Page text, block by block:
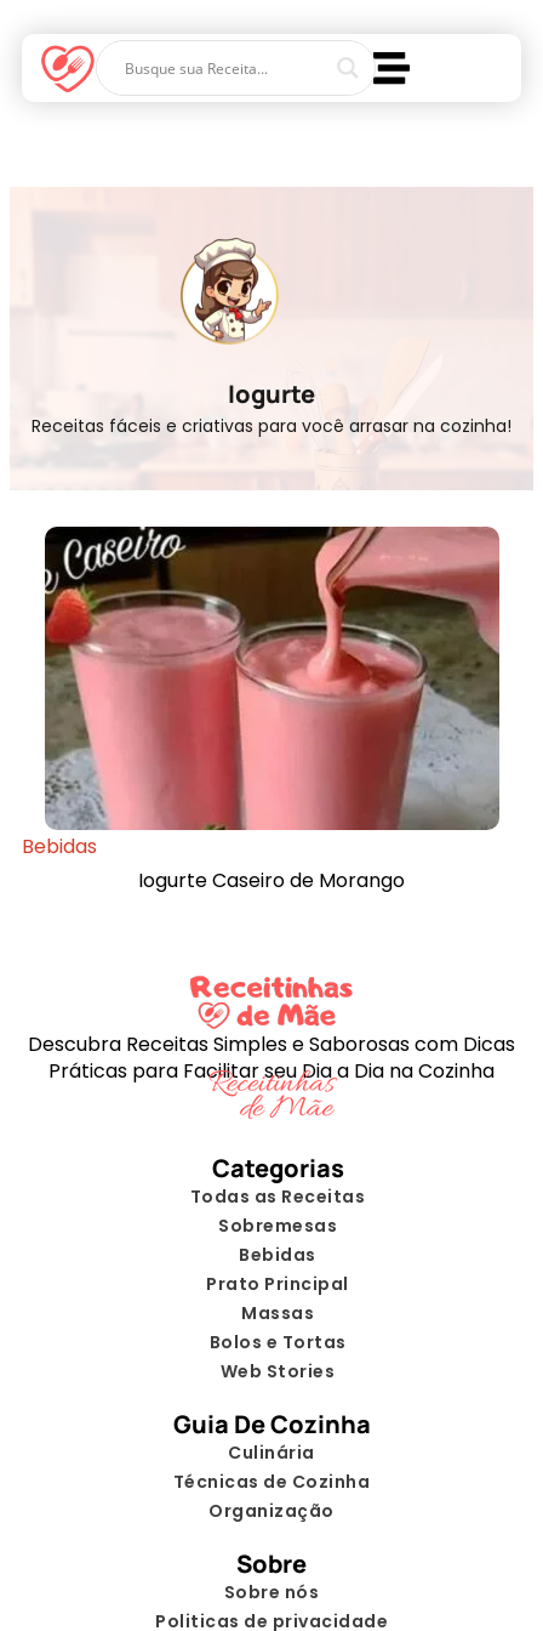
Iogurte
Receitas fáceis e criativas para você arrasar na cozinha!
Bebidas
Iogurte Caseiro de Morango
Descubra Receitas Simples e Saborosas com Dicas
Práticas para Facilitar seu Dia a Dia na Cozinha
Categorias
Todas as Receitas
Sobremesas
Bebidas
Prato Principal
Massas
Bolos e Tortas
Web Stories
Guia De Cozinha
Culinária
Técnicas de Cozinha
Organização
Sobre
Sobre nós
Politicas de privacidade